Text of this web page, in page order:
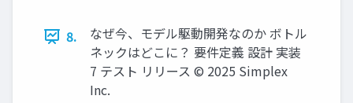
8.
なぜ今、モデル駆動開発なのか ボトル
ネックはどこに？ 要件定義 設計 実装
7 テスト リリース © 2025 Simplex
Inc.